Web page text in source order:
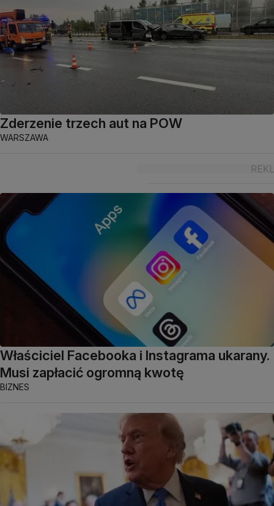
Zderzenie trzech aut na POW
WARSZAWA
Właściciel Facebooka i Instagrama ukarany.
Musi zapłacić ogromną kwotę
BIZNES